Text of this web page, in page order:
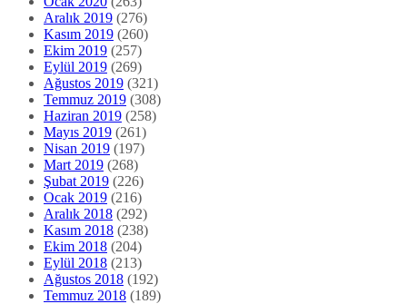
Aralık 2019 (276)
Kasım 2019 (260)
Ekim 2019 (257)
Eylül 2019 (269)
Ağustos 2019 (321)
Temmuz 2019 (308)
Haziran 2019 (258)
Mayıs 2019 (261)
Nisan 2019 (197)
Mart 2019 (268)
Şubat 2019 (226)
Ocak 2019 (216)
Aralık 2018 (292)
Kasım 2018 (238)
Ekim 2018 (204)
Eylül 2018 (213)
Ağustos 2018 (192)
Temmuz 2018 (189)